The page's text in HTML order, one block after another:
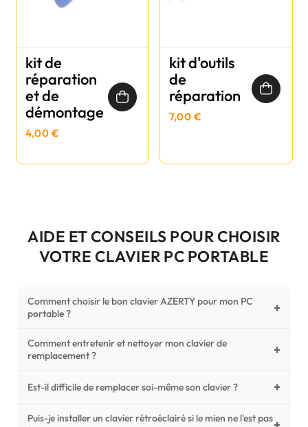
kit de
réparation
et de
démontage
4,00 €
kit d'outils
de
réparation
7,00 €
AIDE ET CONSEILS POUR CHOISIR
VOTRE CLAVIER PC PORTABLE
Comment choisir le bon clavier AZERTY pour mon PC
portable ?
+
Pour ne pas vous tromper, vérifiez trois points critiques sur
votre clavier d'origine : la disposition (AZERTY Français), la
photos HD) et l'emplacement des fixations (vis ou clips) au
Comment entretenir et nettoyer mon clavier de
remplacement ?
+
Un entretien régulier prolonge la vie de vos touches.
poussières sous les mécanismes. Pour le nettoyage,
Est-il difficile de remplacer soi-même son clavier ? +
C'est une réparation accessible et très économique ! La
Puis-je installer un clavier rétroéclairé si le mien ne l'est pas